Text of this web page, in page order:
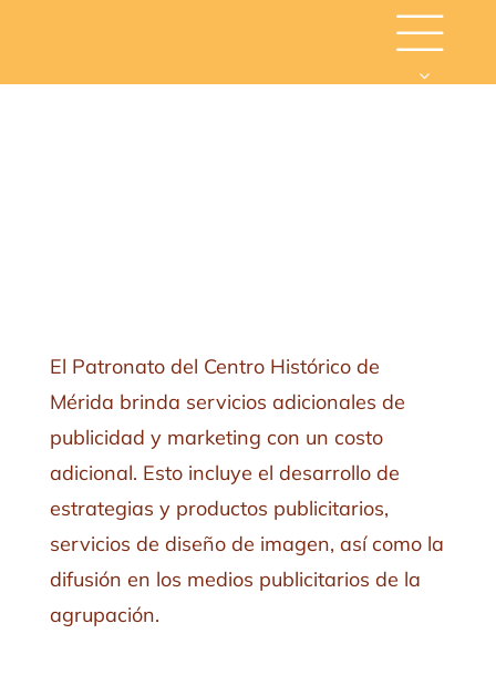
content
El Patronato del Centro Histórico de
Mérida brinda servicios adicionales de
publicidad y marketing con un costo
adicional. Esto incluye el desarrollo de
estrategias y productos publicitarios,
servicios de diseño de imagen, así como la
difusión en los medios publicitarios de la
agrupación.